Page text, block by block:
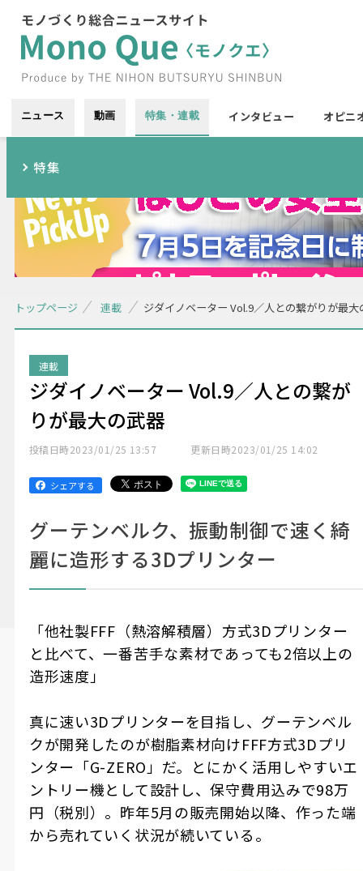
ニュース 動画 特集・連載 インタビュー オピニ
特集
トップページ 連載 ジダイノベーター Vol.9／人との繋がりが最大
連載
ジダイノベーター Vol.9／人との繋が
りが最大の武器
投稿日時2023/01/25 13:57 更新日時2023/01/25 14:02
シェアする
グーテンベルク、振動制御で速く綺
麗に造形する3Dプリンター
「他社製FFF（熱溶解積層）方式3Dプリンター
と比べて、一番苦手な素材であっても2倍以上の
造形速度」
真に速い3Dプリンターを目指し、グーテンベル
クが開発したのが樹脂素材向けFFF方式3Dプリ
ンター「G-ZERO」だ。とにかく活用しやすいエ
ントリー機として設計し、保守費用込みで98万
円（税別）。昨年5月の販売開始以降、作った端
から売れていく状況が続いている。